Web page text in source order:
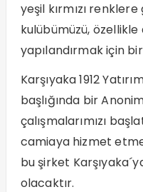
yeşil kırmızı
kulübümüzü,
yapılandırmak için
Karşıyaka 1912
başlığında bir
çalışmalarımızı
camiaya hizmet
bu şirket
olacaktır.